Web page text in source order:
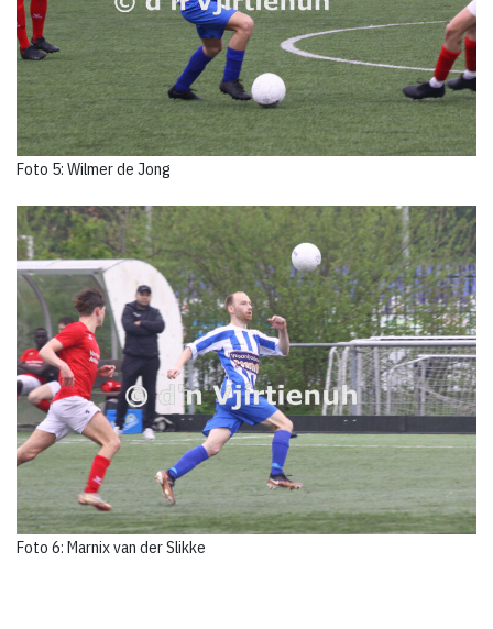
Foto 5: Wilmer de Jong
Foto 6: Marnix van der Slikke